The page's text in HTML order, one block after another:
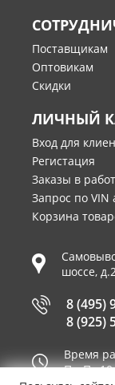
Поставщикам
Оптовикам
Скидки
ЛИЧНЫЙ
Вход для
Регистация
Заказы в
Запрос по VIN
Корзина
шоссе,
8 (495)
8 (925)
Время
Пн-Пт